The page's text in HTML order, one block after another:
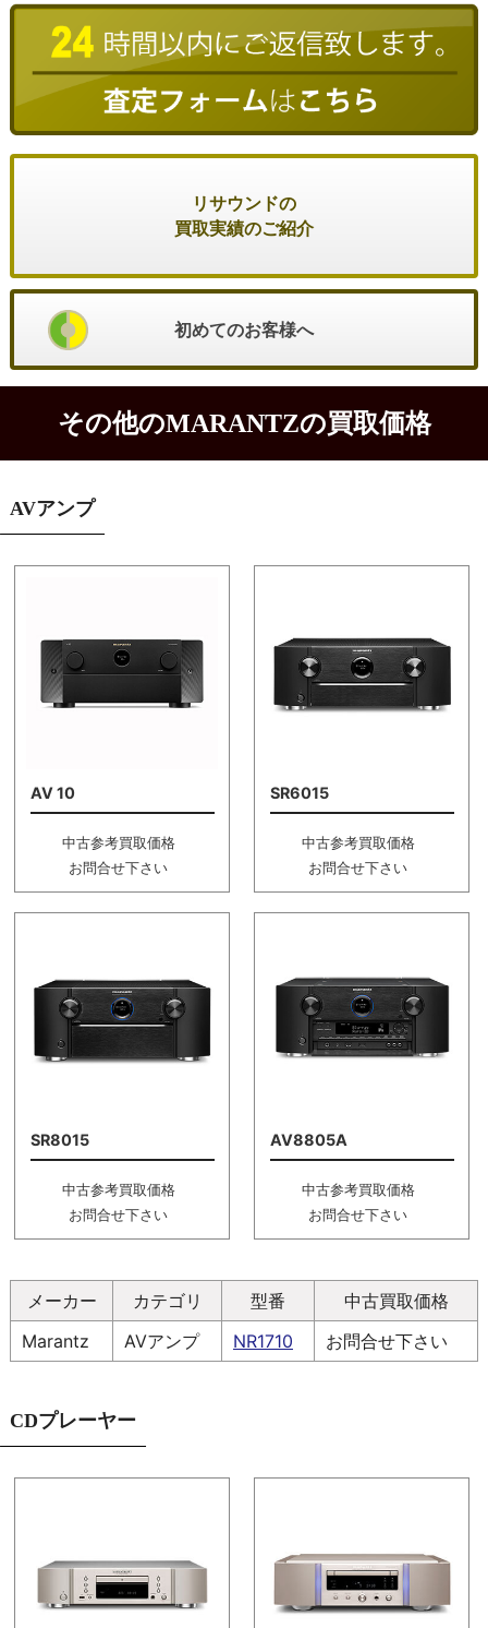
リサウンドの
買取実績のご紹介
初めてのお客様へ
その他のMARANTZの買取価格
AVアンプ
AV 10
中古参考買取価格
お問合せ下さい
SR6015
中古参考買取価格
お問合せ下さい
SR8015
中古参考買取価格
お問合せ下さい
AV8805A
中古参考買取価格
お問合せ下さい
メーカー カテゴリ 型番
中古買取価格
Marantz
AVアンプ NR1710 お問合せ下さい
CDプレーヤー